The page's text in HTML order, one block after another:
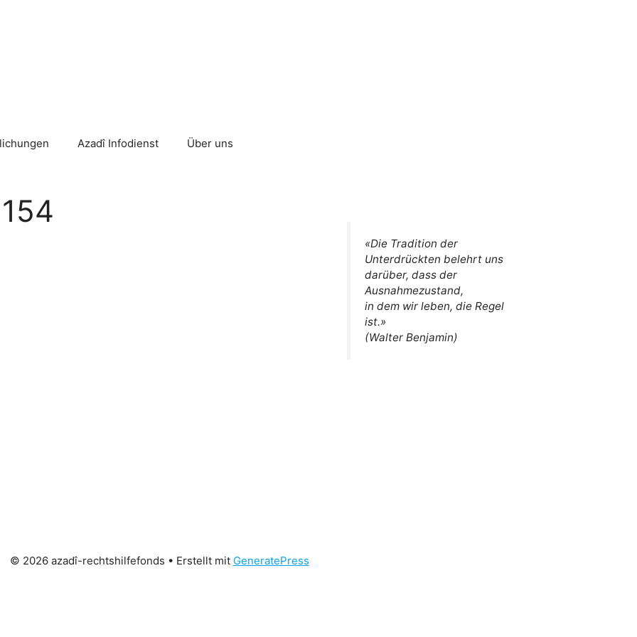
Azadî Infodienst Über uns
«Die Tradition der
Unterdrückten belehrt uns
darüber, dass der
Ausnahmezustand,
in dem wir leben, die Regel
ist.»
(Walter Benjamin)
© 2026 azadî-rechtshilfefonds • Erstellt mit GeneratePress